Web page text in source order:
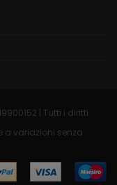
| Tutti i diritti
a variazioni senza